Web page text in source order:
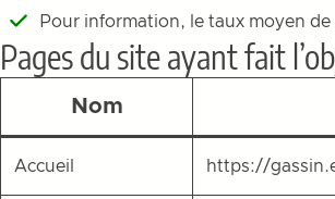
Pour information, le taux moyen de
Pages du site ayant fait
Nom
Accueil https://